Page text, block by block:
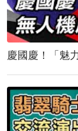
慶國慶！「魅